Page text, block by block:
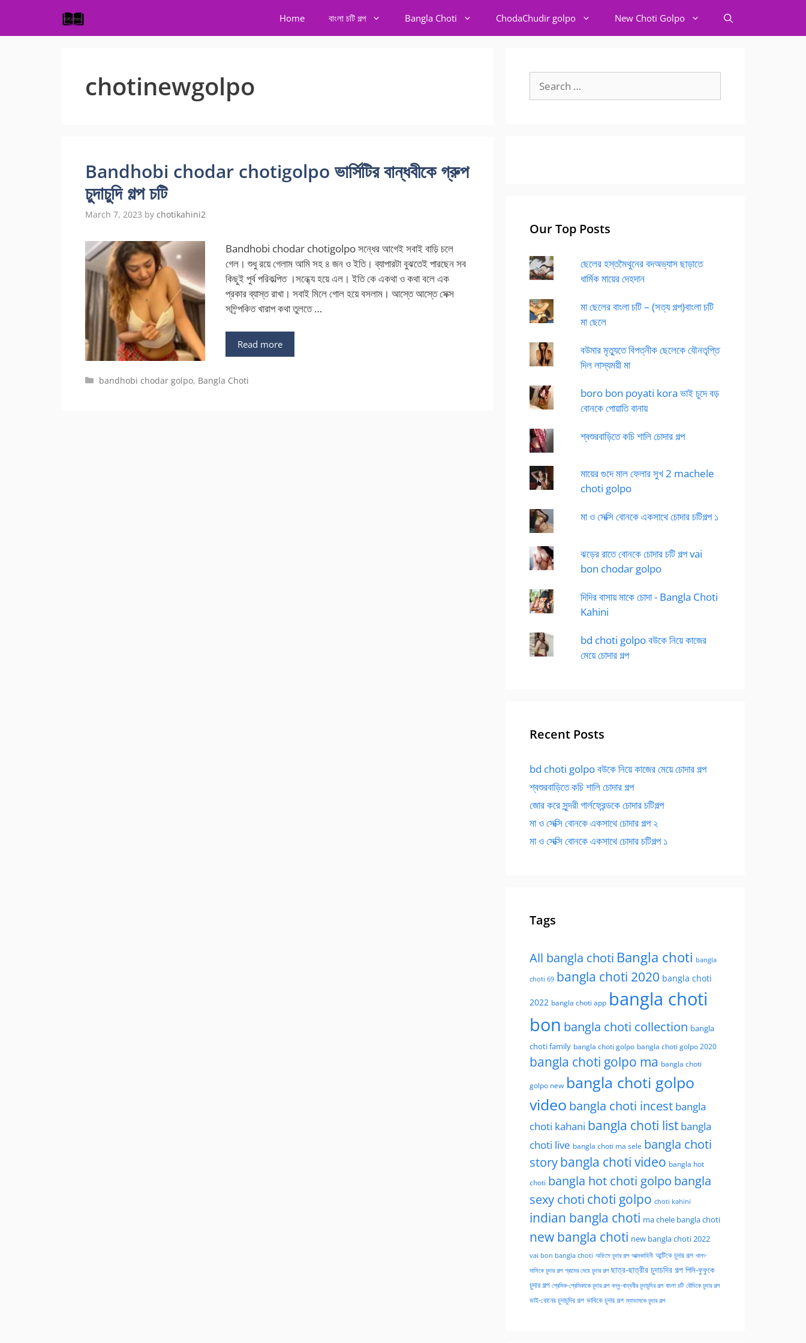
content
Home বাংলা চটি গল্প Bangla Choti ChodaChudir golpo New Choti Golpo
chotinewgolpo
Bandhobi chodar chotigolpo ভার্সিটির বান্ধবীকে গ্রুপ
চুদাচুদি গল্প চটি
March 7, 2023 by chotikahini2
Bandhobi chodar chotigolpo সন্ধের আগেই সবাই বাড়ি চলে
গেল। শুধু রয়ে গেলাম আমি সহ ৪ জন ও ইতি। ব্যাপারটা বুঝতেই পারছেন সব
কিছুই পুর্ব পরিকল্পিত ।সন্ধ্যে হয়ে এল। ইতি কে একথা ও কথা বলে এক
প্রকার ব্যাস্ত রাখা। সবাই মিলে গোল হয়ে বসলাম। আস্তে আস্তে সেক্স
সম্র্পিকিত খারাপ কথা তুলতে …
Read more
Categories
bandhobi chodar golpo, Bangla Choti
for:
Our Top Posts
ছেলের হস্তমৈথুনের বদঅভ্যাস ছাড়াতে
ধার্মিক মায়ের দেহদান
মা ছেলের বাংলা চটি – (সত্য গল্প)বাংলা চটি
মা ছেলে
বউমার মৃত্যুতে বিপত্নীক ছেলেকে যৌনতৃপ্তি
দিল লাস্যময়ী মা
boro bon poyati kora ভাই চুদে বড়
বোনকে পোয়াতি বানায়
শ্বশুরবাড়িতে কচি শালি চোদার গল্প
মায়ের গুদে মাল ফেলার সুখ 2 machele
choti golpo
মা ও সেক্সি বোনকে একসাথে চোদার চটিগল্প ১
ঝড়ের রাতে বোনকে চোদার চটি গল্প vai
bon chodar golpo
দিদির বাসায় মাকে চোদা - Bangla Choti
Kahini
bd choti golpo বউকে নিয়ে কাজের
মেয়ে চোদার গল্প
Recent Posts
bd choti golpo বউকে নিয়ে কাজের মেয়ে চোদার গল্প
শ্বশুরবাড়িতে কচি শালি চোদার গল্প
জোর করে সুন্দরী গার্লফ্রেন্ডকে চোদার চটিগল্প
মা ও সেক্সি বোনকে একসাথে চোদার গল্প ২
মা ও সেক্সি বোনকে একসাথে চোদার চটিগল্প ১
Tags
All bangla choti Bangla choti bangla
choti 69 bangla choti 2020 bangla choti
2022 bangla choti app bangla choti
bon bangla choti collection bangla
choti family bangla choti golpo bangla choti golpo 2020
bangla choti golpo ma bangla choti
golpo new bangla choti golpo
video bangla choti incest bangla
choti kahani bangla choti list bangla
choti live bangla choti ma sele bangla choti
storybangla choti video bangla hot
choti bangla hot choti golpo bangla
sexy choti choti golpo choti kahini
indian bangla choti ma chele bangla choti
new bangla choti new bangla choti 2022
vai bon bangla choti অফিসে চুদার গল্প আত্মকাহিনী আন্টিকে চুদার গল্প খালা-
মাসিকে চুদার গল্প গ্রামের মেয়ে চুদার গল্প ছাত্র-ছাত্রীর চুদাচদির গল্প পিসি-ফুফুকে
চুদার গল্প প্রেমিক-প্রেমিকাকে চুদার গল্প বন্ধু-বান্ধবীর চুদাচুদির গল্প বাংলা চটি বৌদিকে চুদার গল্প
ভাই-বোনের চুদাচুদির গল্প ভাবিকে চুদার গল্প ম্যাডামকে চুদার গল্প